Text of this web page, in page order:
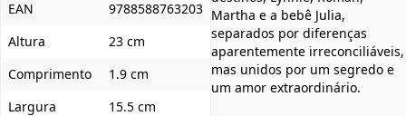
EAN
9788588763203
Altura
23 cm
Comprimento
1.9 cm
Largura
15.5 cm
Martha e a bebê Julia,
separados por diferenças
aparentemente irreconciliáveis,
mas unidos por um segredo e
um amor extraordinário.